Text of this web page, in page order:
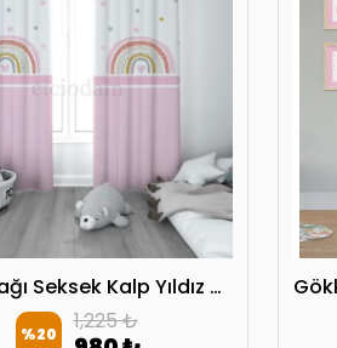
Gökkuşağı Seksek Kalp Yıldız Çocuk Odası Perdesi 2 Kanat
%20 1,225 ₺